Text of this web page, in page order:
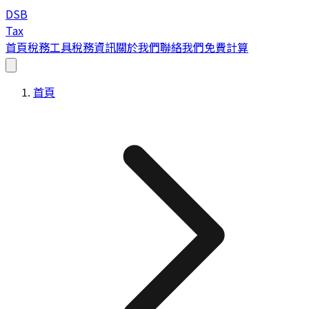
DSB
Tax
首頁稅務工具稅務資訊關於我們聯絡我們免費計算
首頁